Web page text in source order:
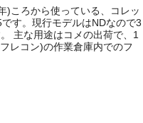
)ころから使っている、コレッ
す。現行モデルはNDなので3
主な用途はコメの出荷で、1
レコン)の作業倉庫内でのフ